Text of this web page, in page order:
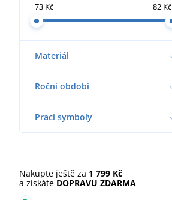
73 Kč 82 Kč
Materiál
Roční období
Prací symboly
Nakupte ještě za 1 799 Kč
a získáte DOPRAVU ZDARMA